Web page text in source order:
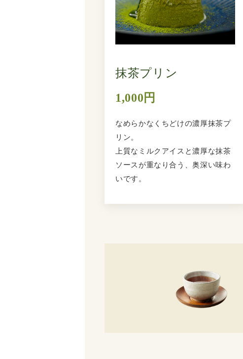
抹茶プリン
1,000円
なめらかなくちどけの濃厚抹茶プ
リン。
上質なミルクアイスと濃厚な抹茶
ソースが重なり合う、奥深い味わ
いです。